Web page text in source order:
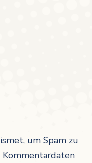
um Spam zu
Kommentardaten